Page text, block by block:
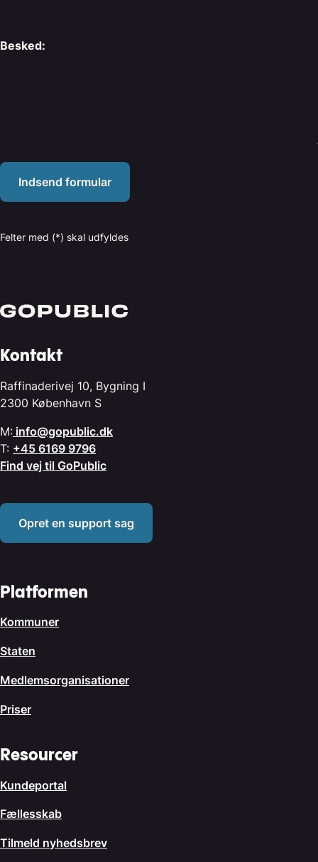
Besked:
Indsend formular
Felter med (*) skal udfyldes
Kontakt
Raffinaderivej 10, Bygning I
2300 København S
M: info@gopublic.dk
T: +45 6169 9796
Find vej til GoPublic
Opret en support sag
Platformen
Kommuner
Staten
Medlemsorganisationer
Priser
Resourcer
Kundeportal
Fællesskab
Tilmeld nyhedsbrev